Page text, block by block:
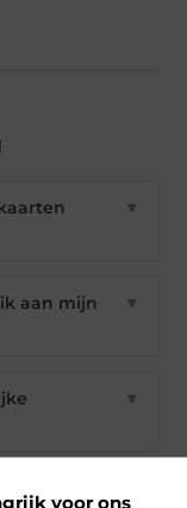
voor ons
▼
aan mijn
▼
▼
het
▼